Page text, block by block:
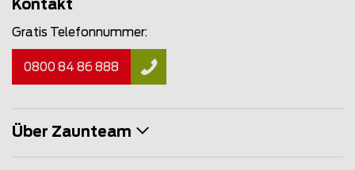
Kontakt
Gratis Telefonnummer:
0800 84 86 888
Über Zaunteam